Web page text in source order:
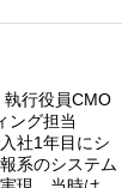
執行役員CMO
ング担当
社1年目にシ
系のシステム